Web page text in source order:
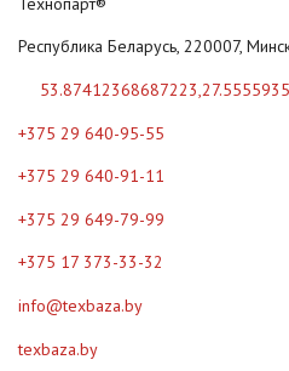
Республика Беларусь, 220007,
+375 29 640-95-55
+375 29 640-91-11
+375 29 649-79-99
+375 17 373-33-32
info@texbaza.by
texbaza.by